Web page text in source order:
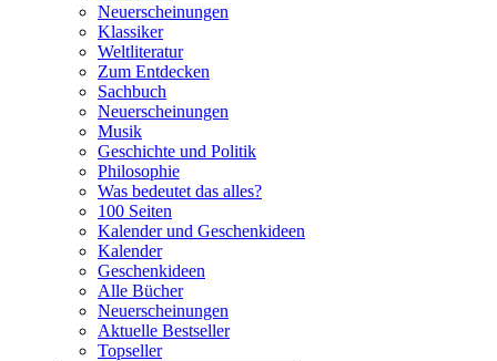
Neuerscheinungen
Klassiker
Weltliteratur
Zum Entdecken
Sachbuch
Neuerscheinungen
Musik
Geschichte und Politik
Philosophie
Was bedeutet das alles?
100 Seiten
Kalender und Geschenkideen
Kalender
Geschenkideen
Alle Bücher
Neuerscheinungen
Aktuelle Bestseller
Topseller